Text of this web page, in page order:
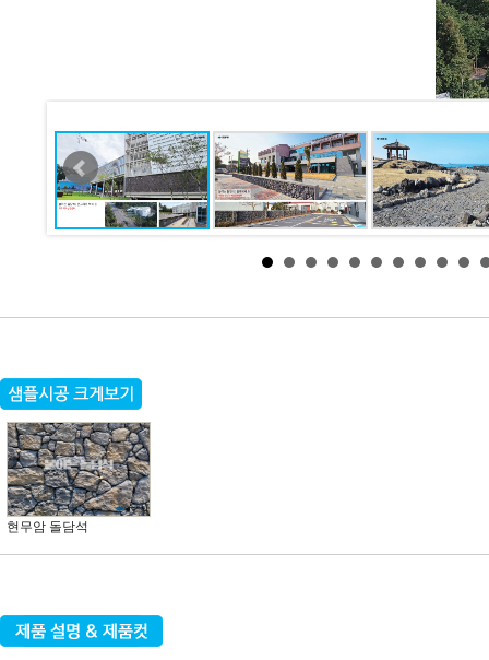
현무암 돌담석